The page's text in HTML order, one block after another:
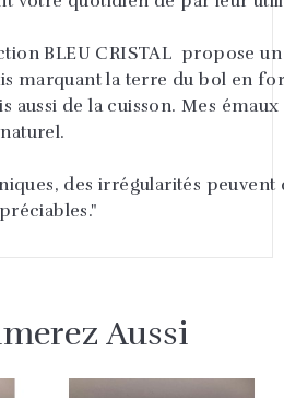
BLEU CRISTAL propose
marquant la terre du bol en
aussi de la cuisson. Mes
des irrégularités
Aussi